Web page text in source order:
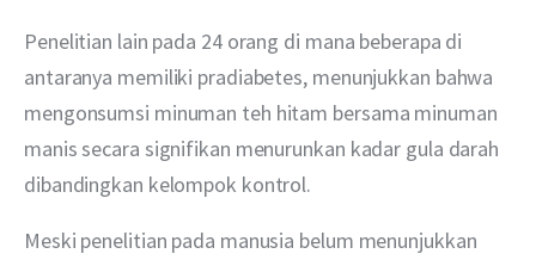
Penelitian lain pada 24 orang di mana beberapa di
antaranya memiliki pradiabetes, menunjukkan bahwa
mengonsumsi minuman teh hitam bersama minuman
manis secara signifikan menurunkan kadar gula darah
dibandingkan kelompok kontrol.
Meski penelitian pada manusia belum menunjukkan